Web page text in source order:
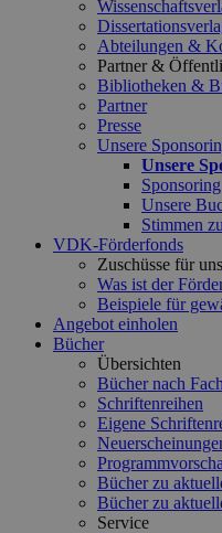
Abteilungen &
Partner &
Bibliotheken &
Partner
Presse
Unsere
Unsere
Sponsoring
Unsere
Stimmen
VDK-Förderfonds
Zuschüsse für
Was ist der
Beispiele für
Angebot einholen
Bücher
Übersichten
Bücher nach
Schriftenreihen
Eigene
Bücher zu
Bücher zu
Service